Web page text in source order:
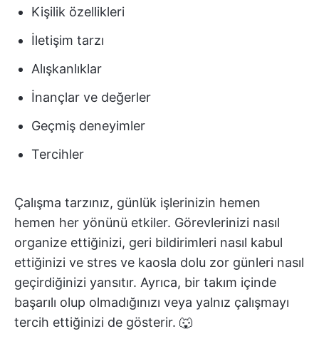
Kişilik özellikleri
İletişim tarzı
Alışkanlıklar
İnançlar ve değerler
Geçmiş deneyimler
Tercihler
Çalışma tarzınız, günlük işlerinizin hemen
hemen her yönünü etkiler. Görevlerinizi nasıl
organize ettiğinizi, geri bildirimleri nasıl kabul
ettiğinizi ve stres ve kaosla dolu zor günleri nasıl
geçirdiğinizi yansıtır. Ayrıca, bir takım içinde
başarılı olup olmadığınızı veya yalnız çalışmayı
tercih ettiğinizi de gösterir. 🐺